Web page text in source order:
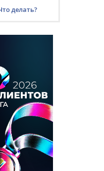
делать?